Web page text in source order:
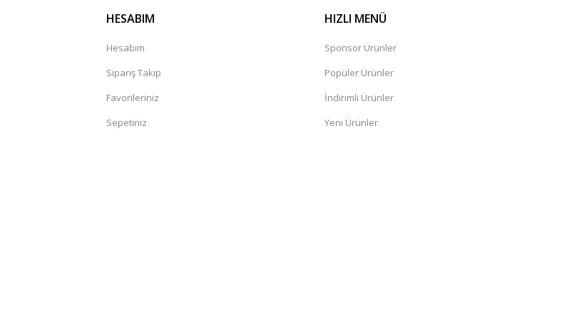
HESABIM
Hesabım
Sipariş Takip
Favorileriniz
Sepetiniz
HIZLI MENÜ
Sponsor Ürünler
Popüler Ürünler
İndirimli Ürünler
Yeni Ürünler